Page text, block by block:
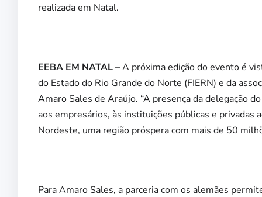
realizada em Natal.
EEBA EM NATAL– A próxima edição do evento é
do Estado do Rio Grande do Norte (FIERN) e da
Amaro Sales de Araújo. “A presença da delegação
aos empresários, às instituições públicas e privadas
Nordeste, uma região próspera com mais de 50
Para Amaro Sales, a parceria com os alemães